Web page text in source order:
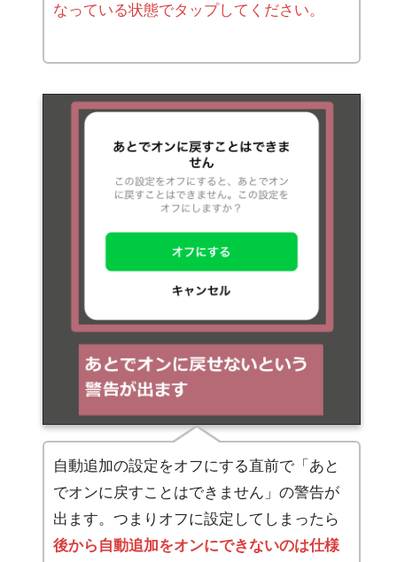
なっている状態でタップしてください。
自動追加の設定をオフにする直前で「あと
でオンに戻すことはできません」の警告が
出ます。つまりオフに設定してしまったら
後から自動追加をオンにできないのは仕様